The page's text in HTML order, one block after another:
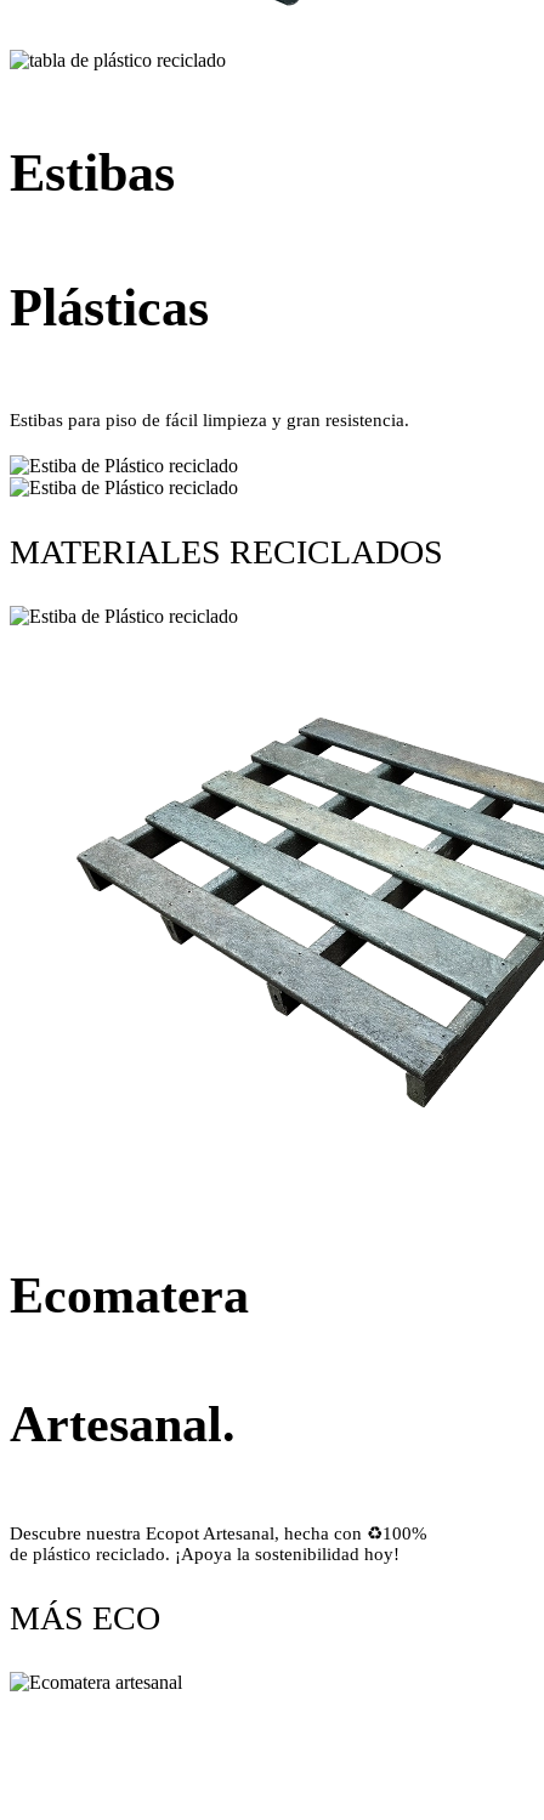
Estibas
Plásticas
Estibas para piso de fácil limpieza y gran resistencia.
MATERIALES RECICLADOS
Ecomatera
Artesanal.
Descubre nuestra Ecopot Artesanal, hecha con ♻100%
de plástico reciclado. ¡Apoya la sostenibilidad hoy!
MÁS ECO